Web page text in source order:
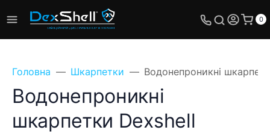
0
Головна Шкарпетки Водонепроникні
Водонепроникні
шкарпетки Dexshell